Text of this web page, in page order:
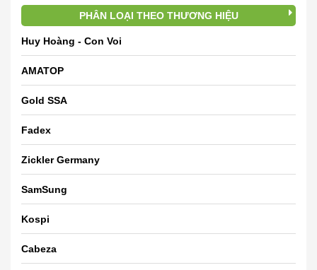
PHÂN LOẠI THEO THƯƠNG HIỆU
Huy Hoàng - Con Voi
AMATOP
Gold SSA
Fadex
Zickler Germany
SamSung
Kospi
Cabeza